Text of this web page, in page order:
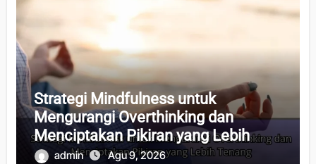
Strategi Mindfulness untuk
Mengurangi Overthinking dan
Menciptakan Pikiran yang Lebih
Tenang
admin Agu 9, 2026